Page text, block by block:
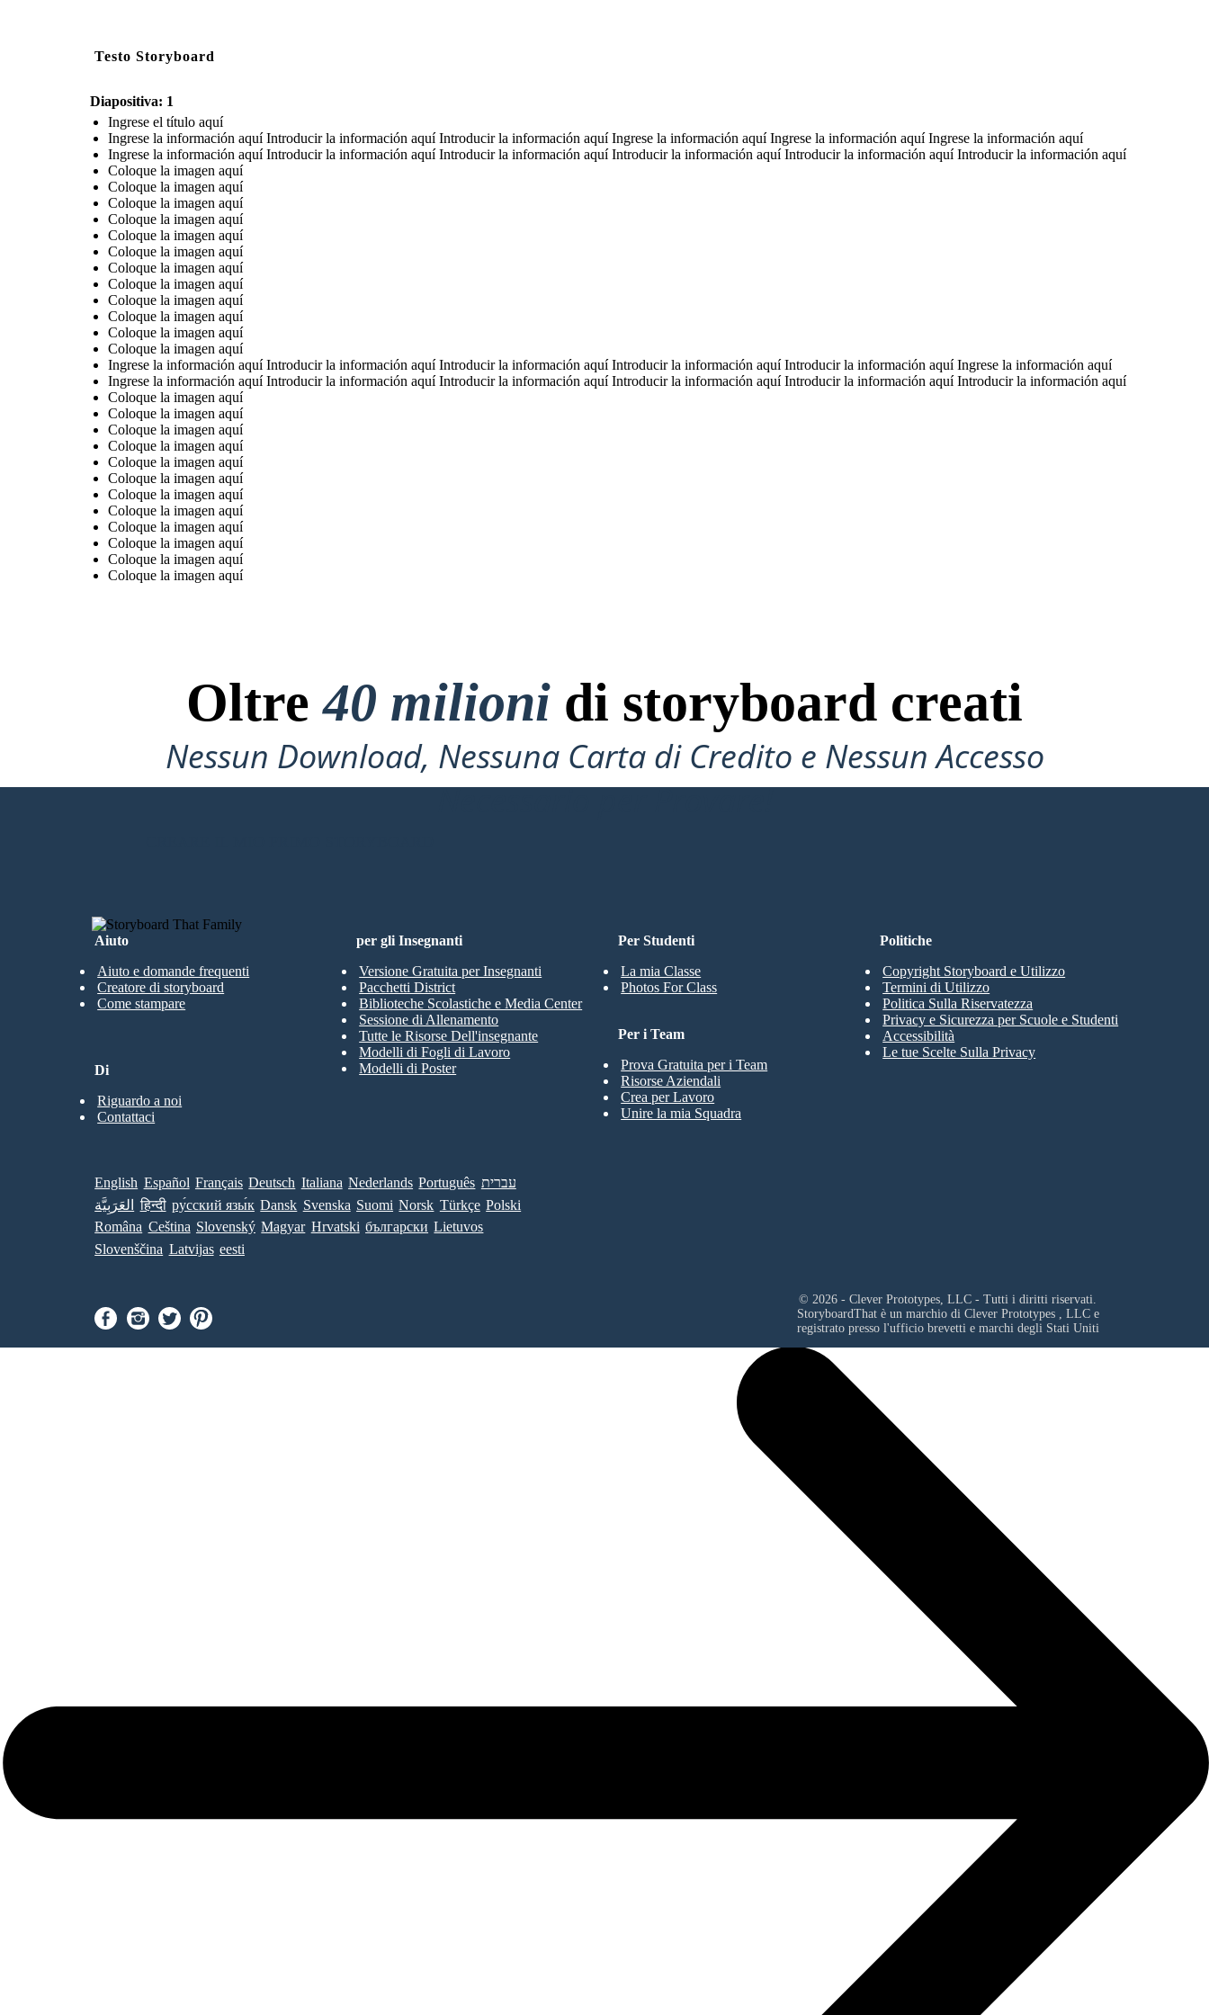
Testo Storyboard
Diapositiva: 1
Ingrese el título aquí
Ingrese la información aquí Introducir la información aquí Introducir la información aquí Ingrese la información aquí Ingrese la información aquí Ingrese la información aquí
Ingrese la información aquí Introducir la información aquí Introducir la información aquí Introducir la información aquí Introducir la información aquí Introducir la información aquí
Coloque la imagen aquí
Coloque la imagen aquí
Coloque la imagen aquí
Coloque la imagen aquí
Coloque la imagen aquí
Coloque la imagen aquí
Coloque la imagen aquí
Coloque la imagen aquí
Coloque la imagen aquí
Coloque la imagen aquí
Coloque la imagen aquí
Coloque la imagen aquí
Ingrese la información aquí Introducir la información aquí Introducir la información aquí Introducir la información aquí Introducir la información aquí Ingrese la información aquí
Ingrese la información aquí Introducir la información aquí Introducir la información aquí Introducir la información aquí Introducir la información aquí Introducir la información aquí
Coloque la imagen aquí
Coloque la imagen aquí
Coloque la imagen aquí
Coloque la imagen aquí
Coloque la imagen aquí
Coloque la imagen aquí
Coloque la imagen aquí
Coloque la imagen aquí
Coloque la imagen aquí
Coloque la imagen aquí
Coloque la imagen aquí
Coloque la imagen aquí
Oltre40 milioni di storyboard creati
Nessun Download, Nessuna Carta di Credito e Nessun Accesso
Necessario per Provare!
Aiuto
Aiuto e domande frequenti
Creatore di storyboard
Come stampare
Per Studenti
La mia Classe
Photos For Class
per gli Insegnanti
Versione Gratuita per Insegnanti
Pacchetti District
Biblioteche Scolastiche e Media Center
Sessione di Allenamento
Tutte le Risorse Dell'insegnante
Modelli di Fogli di Lavoro
Modelli di Poster
Per i Team
Prova Gratuita per i Team
Risorse Aziendali
Crea per Lavoro
Unire la mia Squadra
Di
Riguardo a noi
Contattaci
Politiche
Copyright Storyboard e Utilizzo
Termini di Utilizzo
Politica Sulla Riservatezza
Privacy e Sicurezza per Scuole e Studenti
Accessibilità
Le tue Scelte Sulla Privacy
English Español Français Deutsch Italiana Nederlands Português עברית
العَرَبِيَّة
हिन्दी ру́сский язы́к Dansk Svenska Suomi Norsk Türkçe Polski
Româna Ceština Slovenský Magyar Hrvatski български Lietuvos
Slovenščina Latvijas eesti
© 2026 - Clever Prototypes, LLC - Tutti i diritti riservati.
StoryboardThat è un marchio di Clever Prototypes , LLCe
registrato presso l'ufficio brevetti e marchi degli Stati Uniti